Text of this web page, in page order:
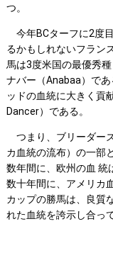
つ。
今年BCターフに2度
るかもしれないフラン
馬は3度米国の最優秀
ナバー（Anabaa）で
ッドの血統に大きく貢
Dancer）である。
つまり、ブリーダー
カ血統の流布）の一部
数年間に、欧州の血 統
数十年間に、アメリカ
カップの勝馬は、良質
れた血統を誇示し合っ